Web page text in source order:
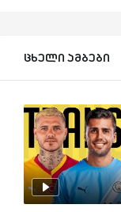
ცხელი ამბები